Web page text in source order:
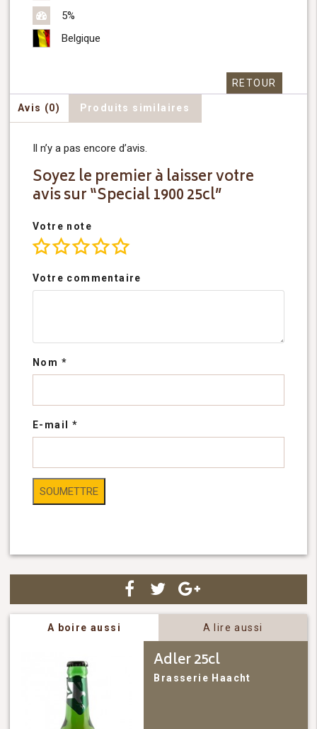
5%
Belgique
RETOUR
Avis (0) Produits similaires
Il n’y a pas encore d’avis.
Soyez le premier à laisser votre
avis sur “Special 1900 25cl”
Votre note
Votre commentaire
Nom *
E-mail *
A boire aussi A lire aussi
Adler 25cl
Brasserie Haacht